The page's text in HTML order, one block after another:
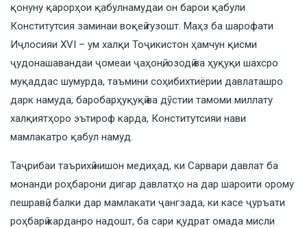
қонуну қарорҳои қабулнамудаи он барои қабули
Конститутсия заминаи воқеӣ гузошт. Маҳз ба шарофати
Иҷлосияи XVI – ум халқи Тоҷикистон ҳамчун қисми
ҷудонашавандаи ҷомеаи ҷаҳонӣ, озодӣ ва ҳуқуқи шахсро
муқаддас шумурда, таъмини соҳибихтиёрии давлаташро
дарк намуда, баробарҳуқуқӣ ва дӯстии тамоми миллату
халқиятҳоро эътироф карда, Конститутсияи нави
мамлакатро қабул намуд.
Таҷрибаи таърихӣ нишон медиҳад, ки Сарвари давлат ба
монанди роҳбарони дигар давлатҳо на дар шароити орому
пешравӣ , балки дар мамлакати ҷангзада, ки касе ҷуръати
роҳбарӣ карданро надошт, ба сари қудрат омада мисли